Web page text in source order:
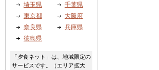
埼玉県
千葉県
東京都
大阪府
奈良県
兵庫県
徳島県
「夕食ネット」は、地域限定の
サービスです。（エリア拡大